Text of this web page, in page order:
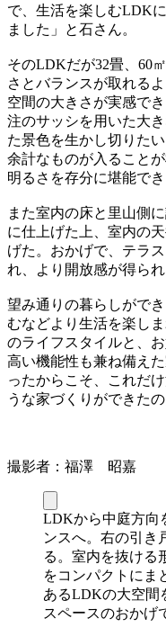
で、生活を楽しむLDK
ました」と石さん。
そのLDKだが32畳、60
さとバランスが取れる
空間の大きさが実感で
注のサッシを用いた大
た景色を生かし切りた
余計なものが入ること
明るさを存分に堪能でき
また室内の床と里山側
に仕上げた上、室内の
げた。おかげで、テラ
れ、より開放感が得られ
望み通りの暮らしがで
むなどより生活を楽し
のライフスタイルと、
高い機能性も兼ね備え
ったからこそ、これだ
うな家づくりができたの
撮影者：福澤 昭嘉
LDKから中庭方向
ンスへ。右の引き
る。室内を抜ける
をコンパクトにま
あるLDKの大空間
スペースのおかげ